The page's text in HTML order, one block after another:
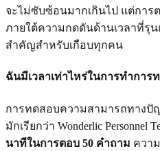
จะไม่ซับซ้อนมากเกินไป แต่กา
ภายใต้ความกดดันด้านเวลาที่รุ
สำคัญสำหรับเกือบทุกคน
ฉันมีเวลาเท่าไหร่ในการทำการ
การทดสอบความสามารถทางปั
มักเรียกว่า Wonderlic Personnel
นาทีในการตอบ 50 คำถาม ควา